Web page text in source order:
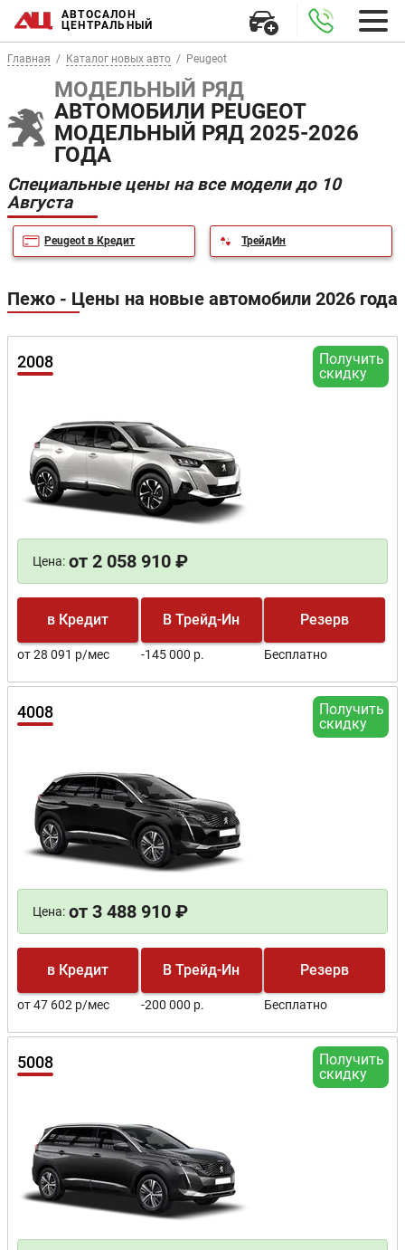
АВТОСАЛОН
ЦЕНТРАЛЬНЫЙ
Главная Каталог новых авто Peugeot
МОДЕЛЬНЫЙ РЯД
АВТОМОБИЛИ PEUGEOT
МОДЕЛЬНЫЙ РЯД 2025-2026
ГОДА
Специальные цены на все модели до 10
Августа
Peugeot в Кредит ТрейдИн
Пежо - Цены на новые автомобили 2026 года
Получить
скидку
2008
Цена: от 2 058 910 ₽
в Кредит
от 28 091 р/мес
В Трейд-Ин
-145 000 р.
Резерв
Бесплатно
Получить
скидку
4008
Цена: от 3 488 910 ₽
в Кредит
от 47 602 р/мес
В Трейд-Ин
-200 000 р.
Резерв
Бесплатно
Получить
скидку
5008